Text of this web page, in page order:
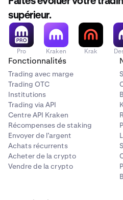
supérieur.
Pro Kraken Krak
Fonctionnalités
Trading avec marge
Trading OTC
Institutions
Trading via API
Centre API Kraken
Récompenses de staking
Envoyer de l’argent
Achats récurrents
Acheter de la crypto
Vendre de la crypto